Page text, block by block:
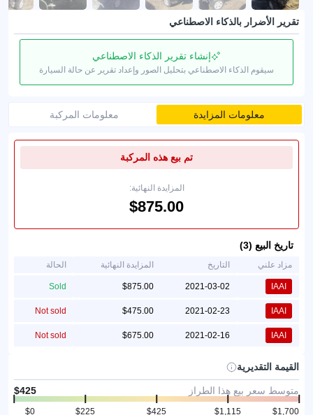
تقرير الأضرار بالذكاء الاصطناعي
إنشاء تقرير الذكاء الاصطناعي
سيقوم الذكاء الاصطناعي بتحليل الصور وإعداد تقرير عن حالة السيارة
معلومات المزايدة معلومات المركبة
تم بيع هذه المركبة
المزايدة النهائية:
تاريخ البيع (3)
مزاد علني التاريخ المزايدة النهائية الحالة
IAAI
2021-03-02
Sold
IAAI
2021-02-23
Not sold
IAAI
2021-02-16
Not sold
القيمة التقديرية
متوسط سعر بيع هذا الطراز